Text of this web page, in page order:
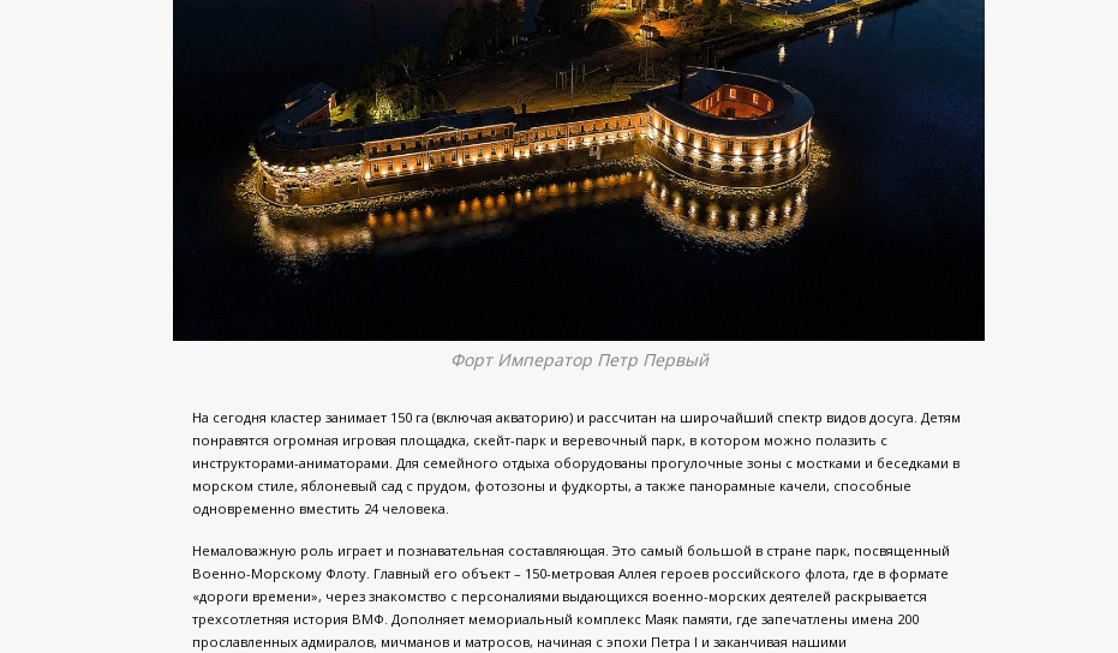
Форт Император Петр Первый
На сегодня кластер занимает 150 га (включая акваторию) и рассчитан на широчайший спектр видов досуга. Детям
понравятся огромная игровая площадка, скейт-парк и веревочный парк, в котором можно полазить с
инструкторами-аниматорами. Для семейного отдыха оборудованы прогулочные зоны с мостками и беседками в
морском стиле, яблоневый сад с прудом, фотозоны и фудкорты, а также панорамные качели, способные
одновременно вместить 24 человека.
Немаловажную роль играет и познавательная составляющая. Это самый большой в стране парк, посвященный
Военно-Морскому Флоту. Главный его объект – 150-метровая Аллея героев российского флота, где в формате
«дороги времени», через знакомство с персоналиями выдающихся военно-морских деятелей раскрывается
трехсотлетняя история ВМФ. Дополняет мемориальный комплекс Маяк памяти, где запечатлены имена 200
прославленных адмиралов, мичманов и матросов, начиная с эпохи Петра I и заканчивая нашими